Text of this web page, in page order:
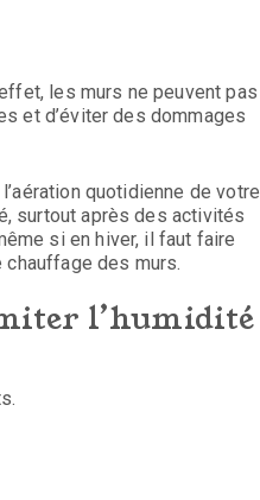
les murs ne peuvent pas
et d’éviter des dommages
quotidienne de votre
surtout après des activités
si en hiver, il faut faire
des murs.
l’humidité